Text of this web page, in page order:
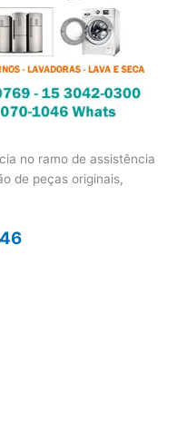
no ramo de assistência
de peças originais,